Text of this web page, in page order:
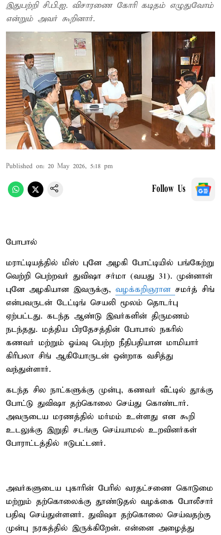
இதுபற்றி சி.பி.ஐ. விசாரணை கோரி கடிதம் எழுதுவோம்
என்றும் அவர் கூறினார்.
Published on: 20 May 2026, 5:18 pm
Follow Us
போபால்
மராட்டியத்தில் மிஸ் புனே அழகி போட்டியில் பங்கேற்று
வெற்றி பெற்றவர் துவிஷா சர்மா (வயது 31). முன்னாள்
புனே அழகியான இவருக்கு, வழக்கறிஞரான சமர்த் சிங்
என்பவருடன் டேட்டிங் செயலி மூலம் தொடர்பு
ஏற்பட்டது. கடந்த ஆண்டு இவர்களின் திருமணம்
நடந்தது. மத்திய பிரதேசத்தின் போபால் நகரில்
கணவர் மற்றும் ஓய்வு பெற்ற நீதிபதியான மாமியார்
கிரிபலா சிங் ஆகியோருடன் ஒன்றாக வசித்து
வந்துள்ளார்.
கடந்த சில நாட்களுக்கு முன்பு, கணவர் வீட்டில் தூக்கு
போட்டு துவிஷா தற்கொலை செய்து கொண்டார்.
அவருடைய மரணத்தில் மர்மம் உள்ளது என கூறி
உடலுக்கு இறுதி சடங்கு செய்யாமல் உறவினர்கள்
போராட்டத்தில் ஈடுபட்டனர்.
அவர்களுடைய புகாரின் பேரில் வரதட்சணை கொடுமை
மற்றும் தற்கொலைக்கு தூண்டுதல் வழக்கை போலீசார்
பதிவு செய்துள்ளனர். துவிஷா தற்கொலை செய்வதற்கு
முன்பு நரகத்தில் இருக்கிறேன். என்னை அழைத்து